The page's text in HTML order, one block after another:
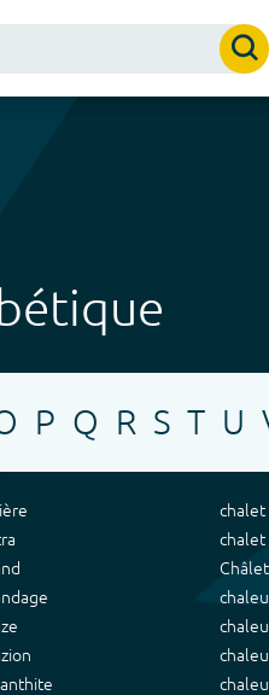
P Q R S T U
chalet
chalet